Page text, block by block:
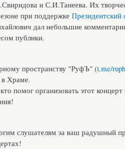
и С.И.Танеева. Их
при поддержке Президентский
дал небольшие
публики.
пространству "РуфЪ" (t.me/
в Храме.
помог организовать этот
слушателям за ваш радушный